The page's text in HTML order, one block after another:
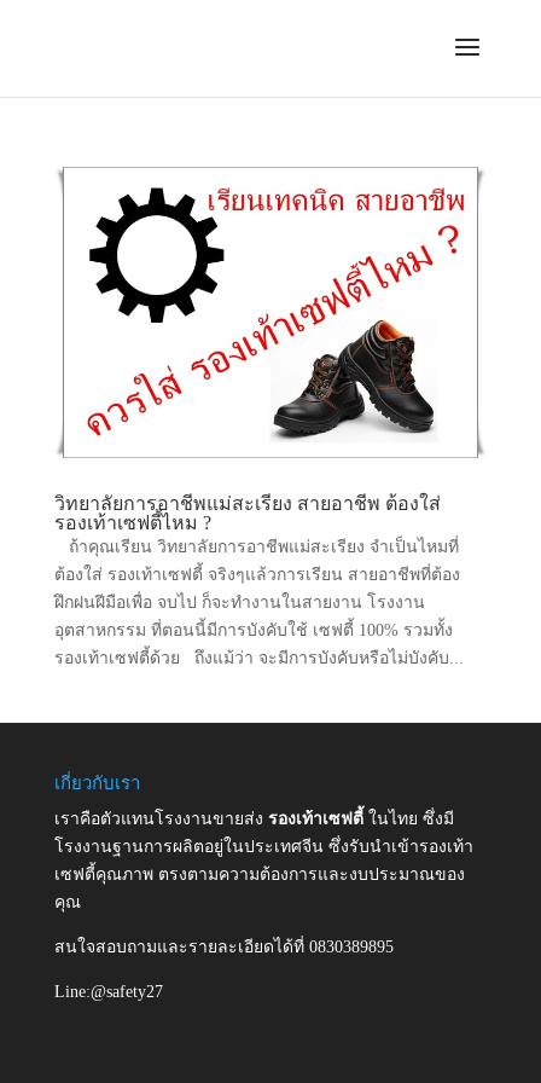
วิทยาลัยการอาชีพแม่สะเรียง สายอาชีพ ต้องใส่
รองเท้าเซฟตี้ไหม ?
ถ้าคุณเรียน วิทยาลัยการอาชีพแม่สะเรียง จำเป็นไหมที่
ต้องใส่ รองเท้าเซฟตี้ จริงๆแล้วการเรียน สายอาชีพที่ต้อง
ฝึกฝนฝีมือเพื่อ จบไป ก็จะทำงานในสายงาน โรงงาน
อุตสาหกรรม ที่ตอนนี้มีการบังคับใช้ เซฟตี้ 100% รวมทั้ง
รองเท้าเซฟตี้ด้วย ถึงแม้ว่า จะมีการบังคับหรือไม่บังคับ...
เกี่ยวกับเรา
เราคือตัวแทนโรงงานขายส่ง รองเท้าเซฟตี้ ในไทย ซึ่งมี
โรงงานฐานการผลิตอยู่ในประเทศจีน ซึ่งรับนำเข้ารองเท้า
เซฟตี้คุณภาพ ตรงตามความต้องการและงบประมาณของ
คุณ
สนใจสอบถามและรายละเอียดได้ที่ 0830389895
Line:@safety27